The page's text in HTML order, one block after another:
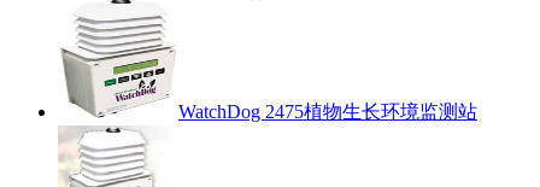
WatchDog 2475植物生长环境监测站